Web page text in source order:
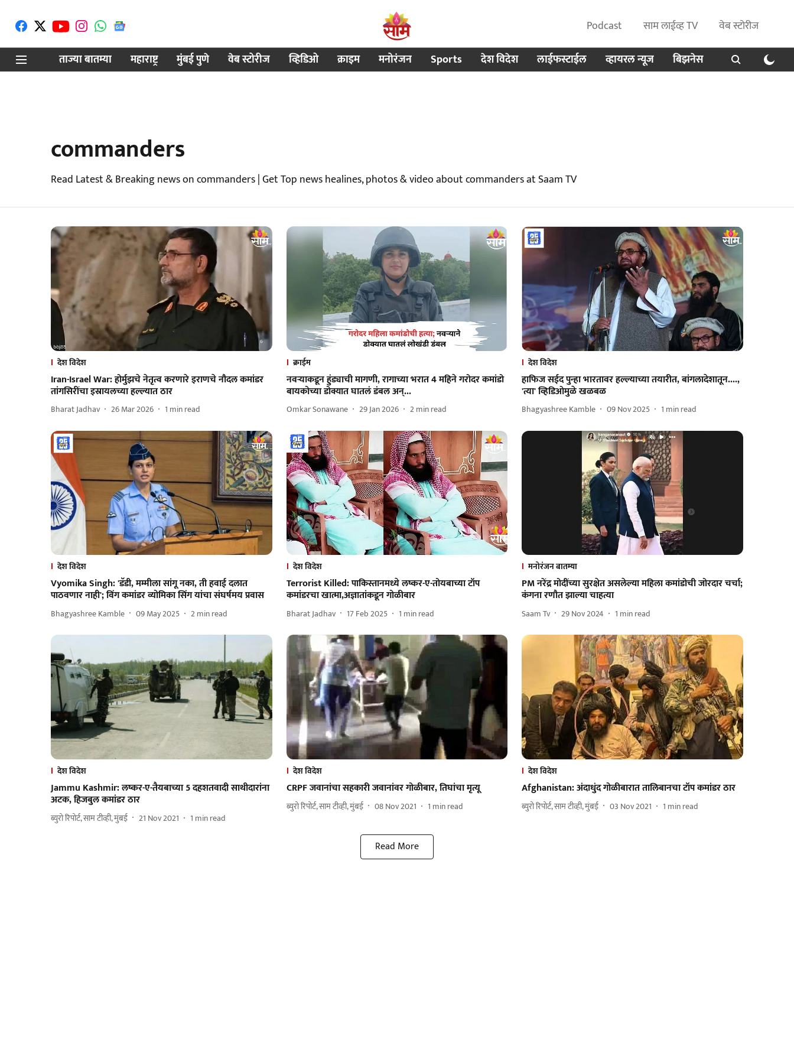
Podcast साम लाईव्ह TV
वेब स्टोरीज
ताज्या बातम्या
महाराष्ट्र मुंबई पुणे वेब स्टोरीज व्हिडिओ क्राइम मनोरंजन Sports देश विदेश लाईफस्टाईल व्हायरल न्यूज बिझनेस
commanders
Read Latest & Breaking news on commanders | Get Top news healines, photos & video about commanders at Saam TV
देश विदेश
Iran-Israel War: होर्मुझचे नेतृत्व करणारे इराणचे नौदल कमांडर
तांगसिरींचा इस्रायलच्या हल्ल्यात ठार
Bharat Jadhav 26 Mar 2026 1 min read
क्राईम
नवऱ्याकडून हुंड्याची मागणी, रागाच्या भरात 4 महिने गरोदर कमांडो
बायकोच्या डोक्यात घातलं डंबल अन्...
Omkar Sonawane 29 Jan 2026 2min read
देश विदेश
हाफिज सईद पुन्हा भारतावर हल्ल्याच्या तयारीत, बांगलादेशातून....,
'त्या' व्हिडिओमुळे खळबळ
Bhagyashree Kamble 09 Nov 2025 1 min read
देश विदेश
Vyomika Singh: 'डॅडी, मम्मीला सांगू नका, ती हवाई दलात
पाठवणार नाही'; विंग कमांडर व्योमिका सिंग यांचा संघर्षमय प्रवास
Bhagyashree Kamble 09 May 2025 2min read
देश विदेश
Terrorist Killed: पाकिस्तानमध्ये लष्कर-ए-तोयबाच्या टॉप
कमांडरचा खात्मा,अज्ञातांकडून गोळीबार
Bharat Jadhav 17 Feb 2025 1 min read
मनोरंजन बातम्या
PM नरेंद्र मोदींच्या सुरक्षेत असलेल्या महिला कमांडोची जोरदार चर्चा;
कंगना रणौत झाल्या चाहत्या
Saam Tv 29 Nov 2024 1 min read
देश विदेश
Jammu Kashmir: लष्कर-ए-तैयबाच्या 5 दहशतवादी साथीदारांना
अटक, हिजबुल कमांडर ठार
ब्युरो रिपोर्ट, साम टीव्ही, मुंबई 21 Nov 2021 1 min read
देश विदेश
CRPF जवानांचा सहकारी जवानांवर गोळीबार, तिघांचा मृत्यू
ब्युरो रिपोर्ट, साम टीव्ही, मुंबई 08 Nov 2021 1 min read
देश विदेश
Afghanistan: अंदाधुंद गोळीबारात तालिबानचा टॉप कमांडर ठार
ब्युरो रिपोर्ट, साम टीव्ही, मुंबई 03 Nov 2021 1 min read
Read More